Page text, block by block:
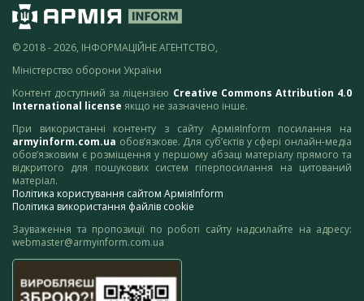
© 2018 - 2026, ІНФОРМАЦІЙНЕ АГЕНТСТВО,
Міністерство оборони України
Контент доступний за ліцензією Creative Commons Attribution 4.0
International license якщо не зазначено інше.
При використанні контенту з сайту АрміяInform посилання на
armyinform.com.ua обов’язкове. Для суб’єктів у сфері онлайн-медіа
обов’язковим є розміщення у першому абзаці матеріалу прямого та
відкритого для пошукових систем гіперпосилання на цитований
матеріал.
Політика користування сайтом АрміяInform
Політика використання файлів cookie
Зауваження та пропозиції по роботі сайту надсилайте на адресу:
webmaster@armyinform.com.ua